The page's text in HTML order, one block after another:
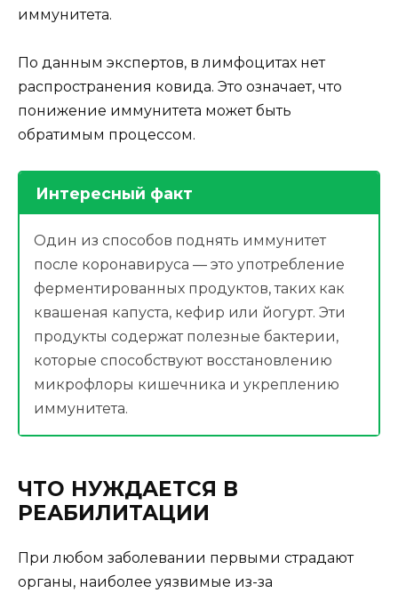
иммунитета.
По данным экспертов, в лимфоцитах нет
распространения ковида. Это означает, что
понижение иммунитета может быть
обратимым процессом.
Интересный факт
Один из способов поднять иммунитет
после коронавируса — это употребление
ферментированных продуктов, таких как
квашеная капуста, кефир или йогурт. Эти
продукты содержат полезные бактерии,
которые способствуют восстановлению
микрофлоры кишечника и укреплению
иммунитета.
ЧТО НУЖДАЕТСЯ В
РЕАБИЛИТАЦИИ
При любом заболевании первыми страдают
органы, наиболее уязвимые из-за